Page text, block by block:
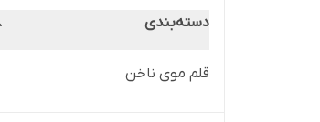
دسته‌بندی
قلم موی ناخن